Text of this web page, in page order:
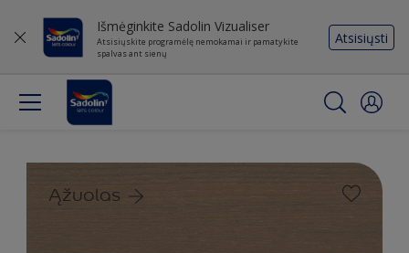
Išmėginkite Sadolin Vizualiser
Atsisiųskite programėlę nemokamai ir pamatykite
spalvas ant sienų
Atsisiųsti
Ąžuolas